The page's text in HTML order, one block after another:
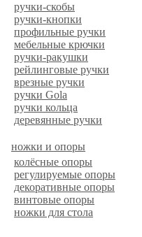
ручки-скобы
ручки-кнопки
профильные ручки
мебельные крючки
ручки-ракушки
рейлинговые ручки
врезные ручки
ручки Gola
ручки кольца
деревянные ручки
ножки и опоры
колёсные опоры
регулируемые опоры
декоративные опоры
винтовые опоры
ножки для стола